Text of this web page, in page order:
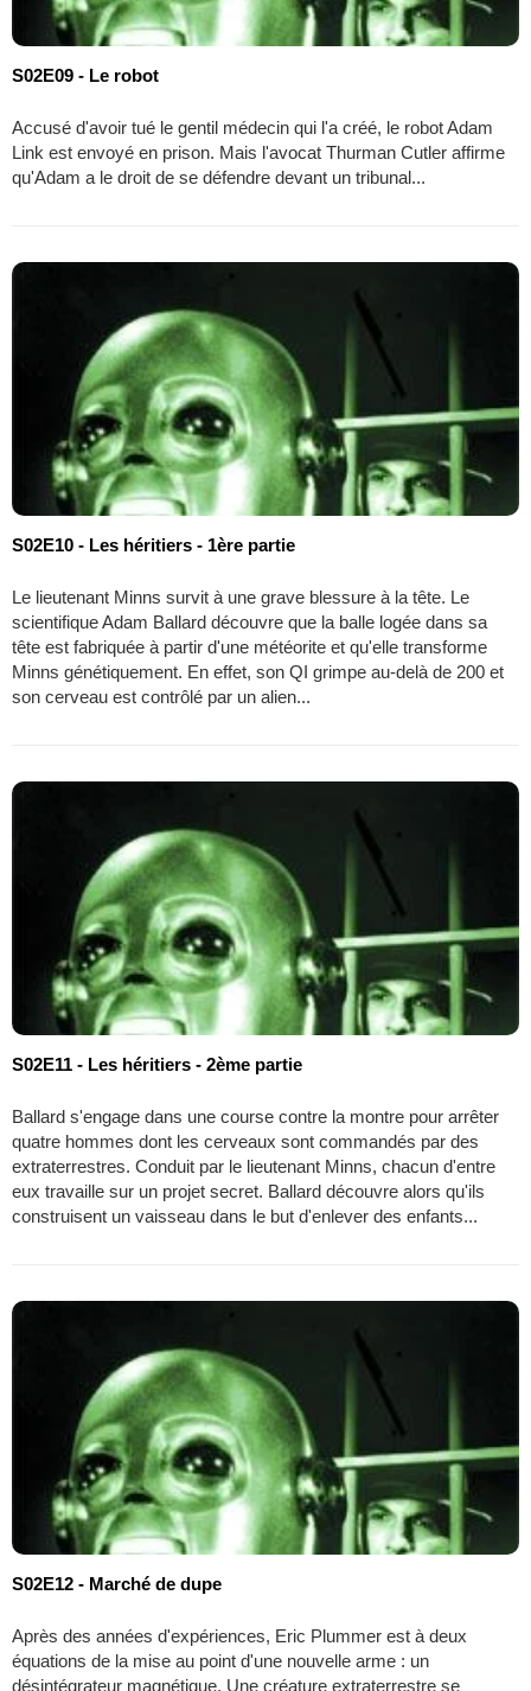
S02E09 - Le robot
Accusé d'avoir tué le gentil médecin qui l'a créé, le robot Adam
Link est envoyé en prison. Mais l'avocat Thurman Cutler affirme
qu'Adam a le droit de se défendre devant un tribunal...
S02E10 - Les héritiers - 1ère partie
Le lieutenant Minns survit à une grave blessure à la tête. Le
scientifique Adam Ballard découvre que la balle logée dans sa
tête est fabriquée à partir d'une météorite et qu'elle transforme
Minns génétiquement. En effet, son QI grimpe au-delà de 200 et
son cerveau est contrôlé par un alien...
S02E11 - Les héritiers - 2ème partie
Ballard s'engage dans une course contre la montre pour arrêter
quatre hommes dont les cerveaux sont commandés par des
extraterrestres. Conduit par le lieutenant Minns, chacun d'entre
eux travaille sur un projet secret. Ballard découvre alors qu'ils
construisent un vaisseau dans le but d'enlever des enfants...
S02E12 - Marché de dupe
Après des années d'expériences, Eric Plummer est à deux
équations de la mise au point d'une nouvelle arme : un
désintégrateur magnétique. Une créature extraterrestre se